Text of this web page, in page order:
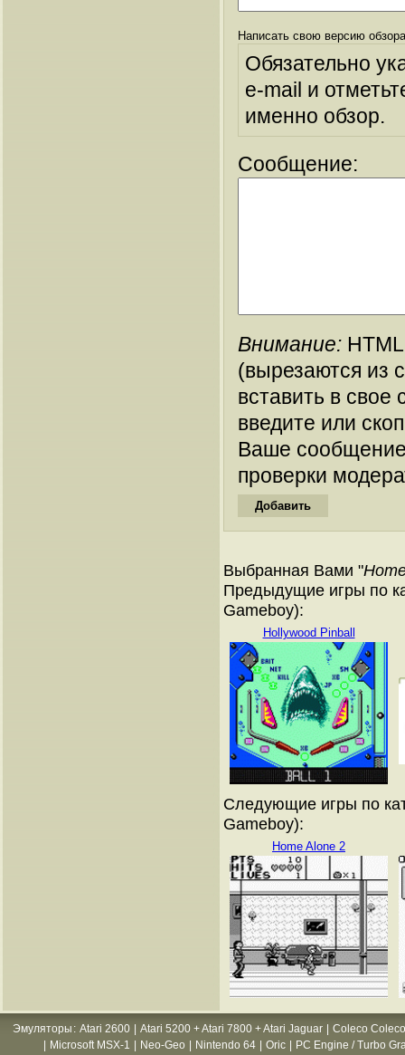
Написать свою версию
Обязательно
e-mail и
именно обзор.
Сообщение:
Внимание:
(вырезаются из
вставить в
введите или
Ваше
проверки
Выбранная Вами "
Предыдущие игры по
Gameboy):
Hollywood Pinball
Следующие игры по
Gameboy):
Home Alone 2
Эмуляторы : Atari 2600 Atari 5200 + Atari 7800 + Atari Jaguar
Coleco
Microsoft MSX-1 Neo-Geo Nintendo 64 Oric PC Engine / Turbo